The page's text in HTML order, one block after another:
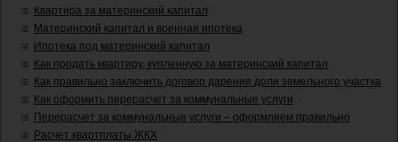
Квартира за материнский капитал
Материнский капитал и военная ипотека
Ипотека под материнский капитал
Как продать квартиру, купленную за материнский капитал
Как правильно заключить договор дарения доли земельного участка
Как оформить перерасчет за коммунальные услуги
Перерасчет за коммунальные услуги – оформляем правильно
Расчет квартплаты ЖКХ